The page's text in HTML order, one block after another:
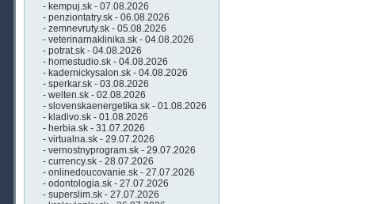
- kempuj.sk - 07.08.2026
- penziontatry.sk - 06.08.2026
- zemnevruty.sk - 05.08.2026
- veterinarnaklinika.sk - 04.08.2026
- potrat.sk - 04.08.2026
- homestudio.sk - 04.08.2026
- kadernickysalon.sk - 04.08.2026
- sperkar.sk - 03.08.2026
- welten.sk - 02.08.2026
- slovenskaenergetika.sk - 01.08.2026
- kladivo.sk - 01.08.2026
- herbia.sk - 31.07.2026
- virtualna.sk - 29.07.2026
- vernostnyprogram.sk - 29.07.2026
- currency.sk - 28.07.2026
- onlinedoucovanie.sk - 27.07.2026
- odontologia.sk - 27.07.2026
- superslim.sk - 27.07.2026